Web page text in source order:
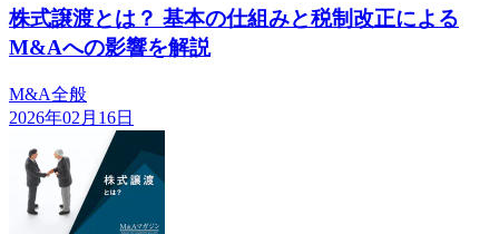
株式譲渡とは？ 基本の仕組みと税制改正による
M&Aへの影響を解説
M&A全般
2026年02月16日